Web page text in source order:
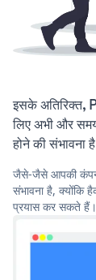
इसके
लिए अभी और
होने की संभावना
जैसे-जैसे आपकी
संभावना है, क्योंकि
प्रयास कर सकते हैं।